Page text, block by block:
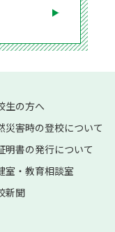
生の方へ
災害時の登校について
明書の発行について
室・教育相談室
新聞